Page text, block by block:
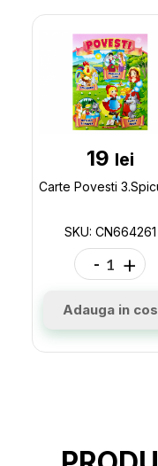
19 lei
SKU: CN664261
- +
Adauga in cos